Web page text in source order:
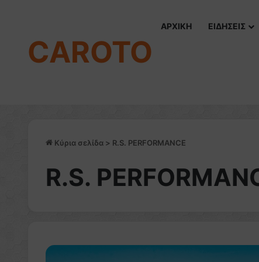
CAROTO
ΑΡΧΙΚΗ ΕΙΔΗΣΕΙΣ
Κύρια σελίδα > R.S. PERFORMANCE
R.S.